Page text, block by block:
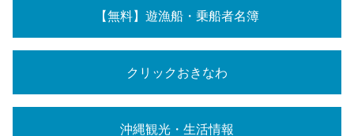
【無料】遊漁船・乗船者名簿
クリックおきなわ
沖縄観光・生活情報